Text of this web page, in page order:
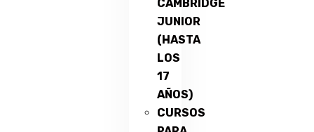
CAMBRIDGE
JUNIOR
(HASTA
LOS
17
AÑOS)
CURSOS